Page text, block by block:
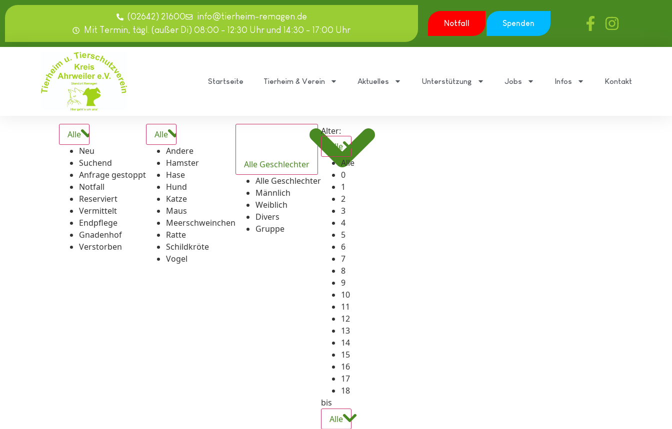
springen
(02642) 21600
info@tierheim-remagen.de
Mit Termin, tägl. (außer Di) 08:00 - 12:30 Uhr und 14:30 - 17:00 Uhr
Notfall Spenden
Startseite Tierheim & Verein Aktuelles Unterstützung Jobs Infos Kontakt
Alle
Neu
Suchend
Anfrage gestoppt
Notfall
Reserviert
Vermittelt
Endpflege
Gnadenhof
Verstorben
Alle
Andere
Hamster
Hase
Hund
Katze
Maus
Meerschweinchen
Ratte
Schildkröte
Vogel
Alle Geschlechter
Alle Geschlechter
Männlich
Weiblich
Divers
Gruppe
Alter:
Alle
Alle
0
1
2
3
4
5
6
7
8
9
10
11
12
13
14
15
16
17
18
bis
Alle